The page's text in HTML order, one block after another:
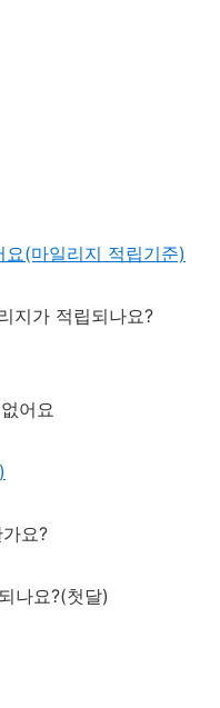
(마일리지 적립기준)
지가 적립되나요?
어요
요?
나요?(첫달)